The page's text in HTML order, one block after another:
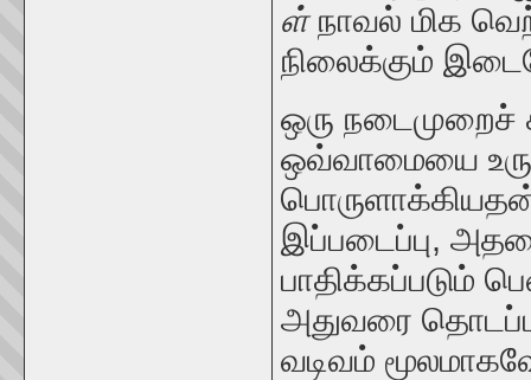
ள்நாவல் மிக
நிலைக்கும்
ஒரு நடைமுறைச்
ஒவ்வாமையை
இப்படைப்பு,
பாதிக்கப்படும்
அதுவரை
வடிவம் மூலமாகவே